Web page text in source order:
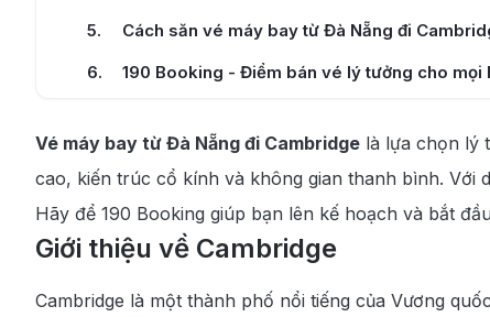
5.
Cách săn vé máy bay từ Đà Nẵng đi
6.
190 Booking - Điểm bán vé lý tưởng cho mọi
7.2. Di chuyển từ sân bay Cambridge (CBG) về
8. Điểm đến, ẩm thực và lời khuyên khi đi du
8.1. Các điểm du lịch nổi tiếng tại Cambridge
Vé máy bay từ Đà Nẵng đi Cambridge là lựa chọn lý
cao, kiến trúc cổ kính và không gian thanh bình. Với
Hãy để 190 Booking giúp bạn lên kế hoạch và bắt
Giới thiệu về Cambridge
Cambridge là một thành phố nổi tiếng của Vương